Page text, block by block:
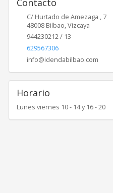
Contacto
C/ Hurtado de Amezaga , 7
48008 Bilbao,Vizcaya
944230212 / 13
629567306
info@idendabilbao.com
Horario
Lunes viernes 10 - 14 y 16 - 20